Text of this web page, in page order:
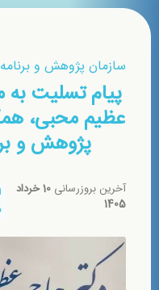
سازمان پژوهش و
پیام تسلیت
عظیم محبی،
پژوهش و
آخرین بروزرسانی
10 خرداد
1405